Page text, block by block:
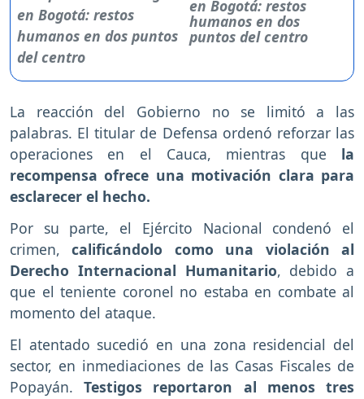
en Bogotá: restos
humanos en dos
puntos del centro
La reacción del Gobierno no se limitó a las
palabras. El titular de Defensa ordenó reforzar las
operaciones en el Cauca, mientras que la
recompensa ofrece una motivación clara para
esclarecer el hecho.
Por su parte, el Ejército Nacional condenó el
crimen, calificándolo como una violación al
Derecho Internacional Humanitario, debido a
que el teniente coronel no estaba en combate al
momento del ataque.
El atentado sucedió en una zona residencial del
sector, en inmediaciones de las Casas Fiscales de
Popayán. Testigos reportaron al menos tres